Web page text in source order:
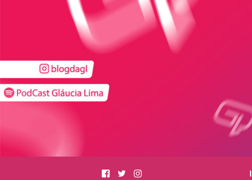
Facebook
Twitter